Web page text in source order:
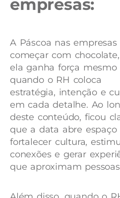
empresas:
A Páscoa nas empresas
começar com
ela ganha força mesmo
quando o RH coloca
estratégia, intenção e
em cada detalhe. Ao
deste conteúdo, ficou
que a data abre espaço
fortalecer cultura,
conexões e gerar
que aproximam